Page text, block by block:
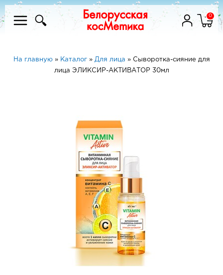
0
На главную» Каталог» Для лица » Сыворотка-сияние для
лица ЭЛИКСИР-АКТИВАТОР 30мл